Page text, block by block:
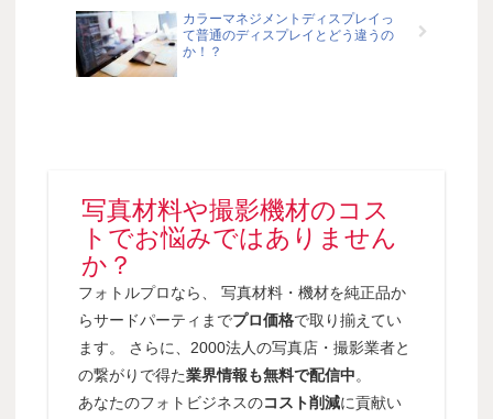
カラーマネジメントディスプレイっ
て普通のディスプレイとどう違うの
か！？
写真材料や撮影機材のコス
トでお悩みではありません
か？
フォトルプロなら、 写真材料・機材を純正品か
らサードパーティまでプロ価格で取り揃えてい
ます。 さらに、2000法人の写真店・撮影業者と
の繋がりで得た業界情報も無料で配信中。
あなたのフォトビジネスのコスト削減に貢献い